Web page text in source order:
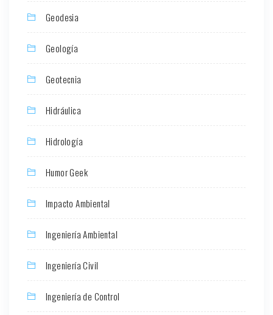
Geodesia
Geología
Geotecnia
Hidráulica
Hidrología
Humor Geek
Impacto Ambiental
Ingeniería Ambiental
Ingeniería Civil
Ingeniería de Control